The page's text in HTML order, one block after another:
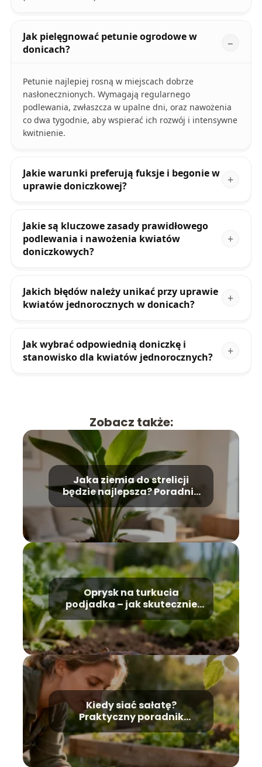
Jak pielęgnować petunie ogrodowe w
donicach?
Petunie najlepiej rosną w miejscach dobrze
nasłonecznionych. Wymagają regularnego
podlewania, zwłaszcza w upalne dni, oraz nawożenia
co dwa tygodnie, aby wspierać ich rozwój i intensywne
kwitnienie.
Jakie warunki preferują fuksje i begonie w
uprawie doniczkowej?
Jakie są kluczowe zasady prawidłowego
podlewania i nawożenia kwiatów
doniczkowych?
Jakich błędów należy unikać przy uprawie
kwiatów jednorocznych w donicach?
Jak wybrać odpowiednią doniczkę i
stanowisko dla kwiatów jednorocznych?
Zobacz także:
Jaka ziemia do strelicji
będzie najlepsza? Poradnik
uprawy
Oprysk na turkucia
podjadka – jak skutecznie
zwalczyć szkodnika?
Kiedy siać sałatę?
Praktyczny poradnik
ogrodnika